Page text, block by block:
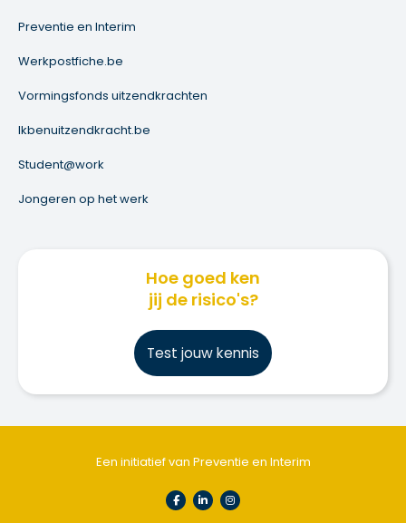
Preventie en Interim
Werkpostfiche.be
Vormingsfonds uitzendkrachten
Ikbenuitzendkracht.be
Student@work
Jongeren op het werk
Hoe goed ken
jij de risico's?
Test jouw kennis
Een initiatief van Preventie en Interim